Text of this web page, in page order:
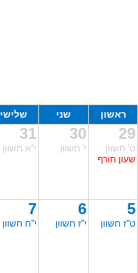
ראשון שני שלישי
29
ט' חשוון
שעון חורף
30
י' חשוון
31
י"א חשוון
5
ט"ז חשוון
6
י"ז חשוון
7
י"ח חשוון